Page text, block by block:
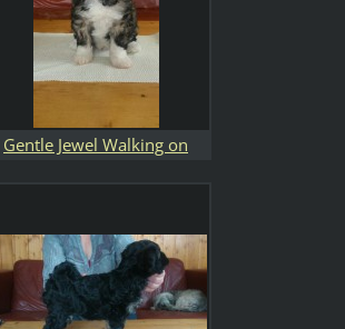
Gentle Jewel Walking on